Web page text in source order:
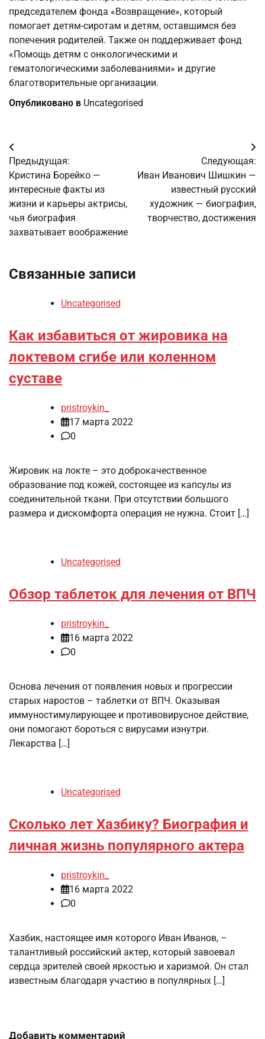
председателем фонда «Возвращение», который
помогает детям-сиротам и детям, оставшимся без
попечения родителей. Также он поддерживает фонд
«Помощь детям с онкологическими и
гематологическими заболеваниями» и другие
благотворительные организации.
Опубликовано в Uncategorised
Навигация
по
записям
Предыдущая:
Кристина Борейко —
интересные факты из
жизни и карьеры актрисы,
чья биография
захватывает воображение
Следующая:
Иван Иванович Шишкин —
известный русский
художник — биография,
творчество, достижения
Связанные записи
Uncategorised
Как избавиться от жировика на
локтевом сгибе или коленном
суставе
pristroykin_
17 марта 2022
0
Жировик на локте – это доброкачественное
образование под кожей, состоящее из капсулы из
соединительной ткани. При отсутствии большого
размера и дискомфорта операция не нужна. Стоит […]
Uncategorised
Обзор таблеток для лечения от ВПЧ
pristroykin_
16 марта 2022
0
Основа лечения от появления новых и прогрессии
старых наростов – таблетки от ВПЧ. Оказывая
иммуностимулирующее и противовирусное действие,
они помогают бороться с вирусами изнутри.
Лекарства […]
Uncategorised
Сколько лет Хазбику? Биография и
личная жизнь популярного актера
pristroykin_
16 марта 2022
0
Хазбик, настоящее имя которого Иван Иванов, –
талантливый российский актер, который завоевал
сердца зрителей своей яркостью и харизмой. Он стал
известным благодаря участию в популярных […]
Добавить комментарий